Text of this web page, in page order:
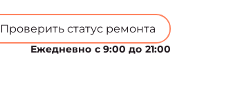
Проверить статус ремонта
Ежедневно с 9:00 до 21:00